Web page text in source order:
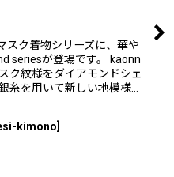
スク着物シリーズに、華や
seriesが登場です。 kaonn
ク紋様をダイアモンドシェ
糸を用いて新しい地模様…
kimono